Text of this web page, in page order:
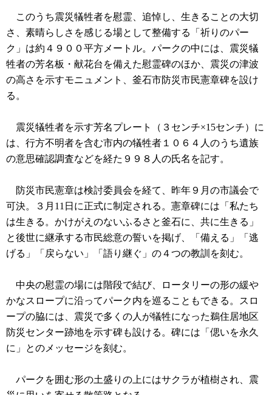
このうち震災犠牲者を慰霊、追悼し、生きることの大切
さ、素晴らしさを感じる場として整備する「祈りのパー
ク」は約４９００平方メートル。パークの中には、震災犠
牲者の芳名板・献花台を備えた慰霊碑のほか、震災の津波
の高さを示すモニュメント、釜石市防災市民憲章碑を設け
る。
震災犠牲者を示す芳名プレート（３センチ×15センチ）に
は、行方不明者を含む市内の犠牲者１０６４人のうち遺族
の意思確認調査などを経た９９８人の氏名を記す。
防災市民憲章は検討委員会を経て、昨年９月の市議会で
可決。３月11日に正式に制定される。憲章碑には「私たち
は生きる。かけがえのないふるさと釜石に、共に生きる」
と後世に継承する市民総意の誓いを掲げ、「備える」「逃
げる」「戻らない」「語り継ぐ」の４つの教訓を刻む。
中央の慰霊の場には階段で結び、ロータリーの形の緩や
かなスロープに沿ってパーク内を巡ることもできる。スロ
ープの脇には、震災で多くの人が犠牲になった鵜住居地区
防災センター跡地を示す碑も設ける。碑には「偲いを永久
に」とのメッセージを刻む。
パークを囲む形の土盛りの上にはサクラが植樹され、震